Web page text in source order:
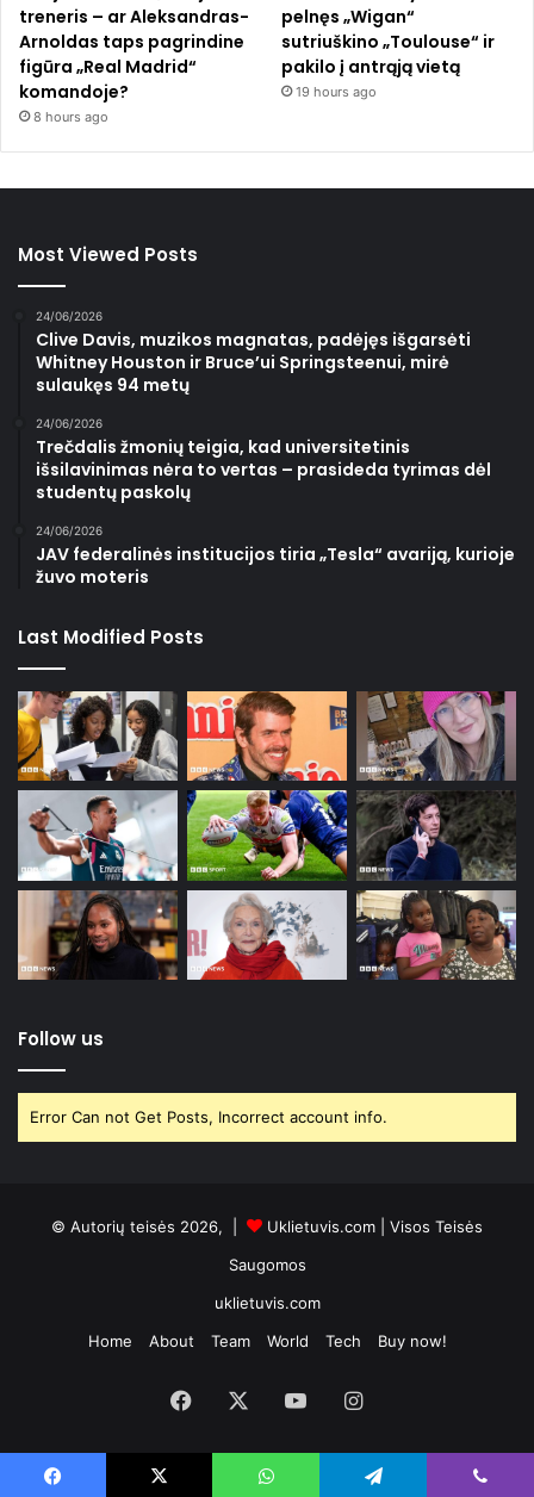
treneris – ar Aleksandras-
Arnoldas taps pagrindine
figūra „Real Madrid“
komandoje?
8 hours ago
pelnęs „Wigan“
sutriuškino „Toulouse“ ir
pakilo į antrąją vietą
19 hours ago
Most Viewed Posts
24/06/2026
Clive Davis, muzikos magnatas, padėjęs išgarsėti
Whitney Houston ir Bruce’ui Springsteenui, mirė
sulaukęs 94 metų
24/06/2026
Trečdalis žmonių teigia, kad universitetinis
išsilavinimas nėra to vertas – prasideda tyrimas dėl
studentų paskolų
24/06/2026
JAV federalinės institucijos tiria „Tesla“ avariją, kurioje
žuvo moteris
Last Modified Posts
Follow us
Error Can not Get Posts, Incorrect account info.
© Autorių teisės 2026, | Uklietuvis.com | Visos Teisės
Saugomos
uklietuvis.com
Home
About Team World Tech Buy now!
Facebook YouTubeInstagram